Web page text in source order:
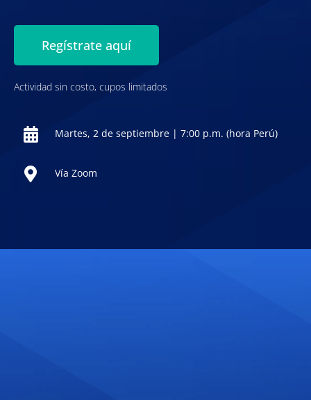
Regístrate aquí
Actividad sin costo, cupos limitados
Martes, 2 de septiembre | 7:00 p.m. (hora Perú)
Vía Zoom